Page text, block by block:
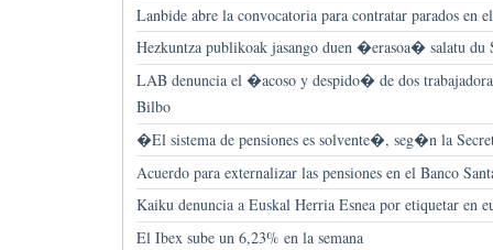
Lanbide abre la convocatoria para contratar parados en
Hezkuntza publikoak jasango duen �erasoa� salatu
LAB denuncia el �acoso y despido� de dos
Bilbo
�El sistema de pensiones es solvente�, seg�n la
Acuerdo para externalizar las pensiones en el Banco
Kaiku denuncia a Euskal Herria Esnea por etiquetar en
El Ibex sube un 6,23% en la semana